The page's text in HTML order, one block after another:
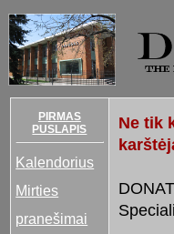
PIRMAS
PUSLAPIS
Kalendorius
Mirties
pranešimai
Ne tik